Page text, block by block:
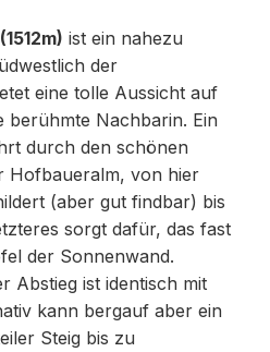
ist ein nahezu
der
eine tolle Aussicht auf
berühmte Nachbarin. Ein
durch den schönen
Hofbaueralm, von hier
(aber gut findbar) bis
sorgt dafür, das fast
der Sonnenwand.
Abstieg ist identisch mit
kann bergauf aber ein
Steig bis zu